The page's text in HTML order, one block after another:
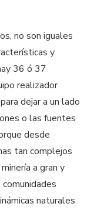
no son iguales
y
36 ó 37
realizador
dejar a un lado
o las fuentes
desde
tan complejos
a gran y
naturales